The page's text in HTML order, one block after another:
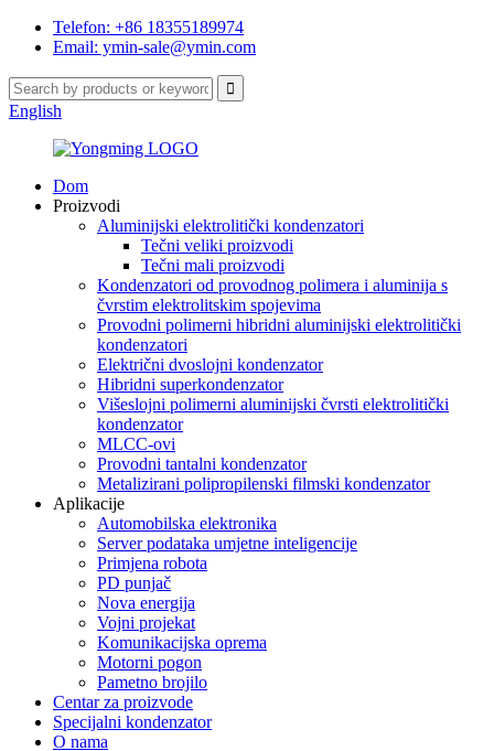
Telefon: +86 18355189974
Email: ymin-sale@ymin.com
English
Dom
Proizvodi
Aluminijski elektrolitički kondenzatori
Tečni veliki proizvodi
Tečni mali proizvodi
Kondenzatori od provodnog polimera i aluminija s
čvrstim elektrolitskim spojevima
Provodni polimerni hibridni aluminijski elektrolitički
kondenzatori
Električni dvoslojni kondenzator
Hibridni superkondenzator
Višeslojni polimerni aluminijski čvrsti elektrolitički
kondenzator
MLCC-ovi
Provodni tantalni kondenzator
Metalizirani polipropilenski filmski kondenzator
Aplikacije
Automobilska elektronika
Server podataka umjetne inteligencije
Primjena robota
PD punjač
Nova energija
Vojni projekat
Komunikacijska oprema
Motorni pogon
Pametno brojilo
Centar za proizvode
Specijalni kondenzator
O nama